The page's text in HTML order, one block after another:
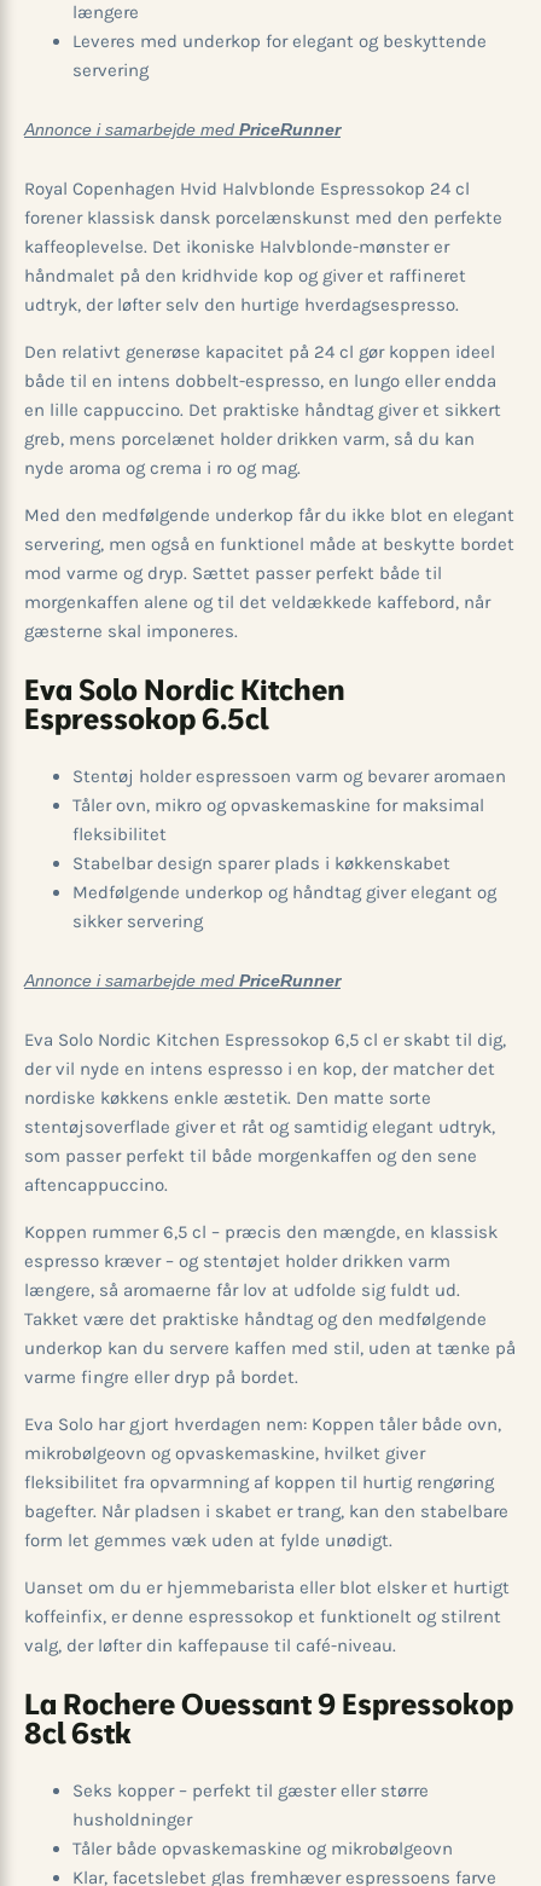
længere
Leveres med underkop for elegant og beskyttende
servering
Annonce i samarbejde med PriceRunner
Royal Copenhagen Hvid Halvblonde Espressokop 24 cl
forener klassisk dansk porcelænskunst med den perfekte
kaffeoplevelse. Det ikoniske Halvblonde-mønster er
håndmalet på den kridhvide kop og giver et raffineret
udtryk, der løfter selv den hurtige hverdagsespresso.
Den relativt generøse kapacitet på 24 cl gør koppen ideel
både til en intens dobbelt-espresso, en lungo eller endda
en lille cappuccino. Det praktiske håndtag giver et sikkert
greb, mens porcelænet holder drikken varm, så du kan
nyde aroma og crema i ro og mag.
Med den medfølgende underkop får du ikke blot en elegant
servering, men også en funktionel måde at beskytte bordet
mod varme og dryp. Sættet passer perfekt både til
morgenkaffen alene og til det veldækkede kaffebord, når
gæsterne skal imponeres.
Eva Solo Nordic Kitchen
Espressokop 6.5cl
Stentøj holder espressoen varm og bevarer aromaen
Tåler ovn, mikro og opvaskemaskine for maksimal
fleksibilitet
Stabelbar design sparer plads i køkkenskabet
Medfølgende underkop og håndtag giver elegant og
sikker servering
Annonce i samarbejde med PriceRunner
Eva Solo Nordic Kitchen Espressokop 6,5 cl er skabt til dig,
der vil nyde en intens espresso i en kop, der matcher det
nordiske køkkens enkle æstetik. Den matte sorte
stentøjsoverflade giver et råt og samtidig elegant udtryk,
som passer perfekt til både morgenkaffen og den sene
aftencappuccino.
Koppen rummer 6,5 cl – præcis den mængde, en klassisk
espresso kræver – og stentøjet holder drikken varm
længere, så aromaerne får lov at udfolde sig fuldt ud.
Takket være det praktiske håndtag og den medfølgende
underkop kan du servere kaffen med stil, uden at tænke på
varme fingre eller dryp på bordet.
Eva Solo har gjort hverdagen nem: Koppen tåler både ovn,
mikrobølgeovn og opvaskemaskine, hvilket giver
fleksibilitet fra opvarmning af koppen til hurtig rengøring
bagefter. Når pladsen i skabet er trang, kan den stabelbare
form let gemmes væk uden at fylde unødigt.
Uanset om du er hjemmebarista eller blot elsker et hurtigt
koffeinfix, er denne espressokop et funktionelt og stilrent
valg, der løfter din kaffepause til café-niveau.
La Rochere Ouessant 9 Espressokop
8cl 6stk
Seks kopper – perfekt til gæster eller større
husholdninger
Tåler både opvaskemaskine og mikrobølgeovn
Klar, facetslebet glas fremhæver espressoens farve